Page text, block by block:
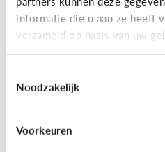
informatie die u aan ze heeft
verzameld op basis van uw
Noodzakelijk
Voorkeuren
Reclame